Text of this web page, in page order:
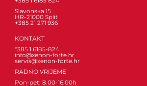
Slavonska 15
HR-21000 Split
+385 21 271 936
KONTAKT
*385 1 6185-824
info@xenon-forte.hr
servis@xenon-forte.hr
RADNO VRIJEME
Pon-pet: 8.00-16.00h